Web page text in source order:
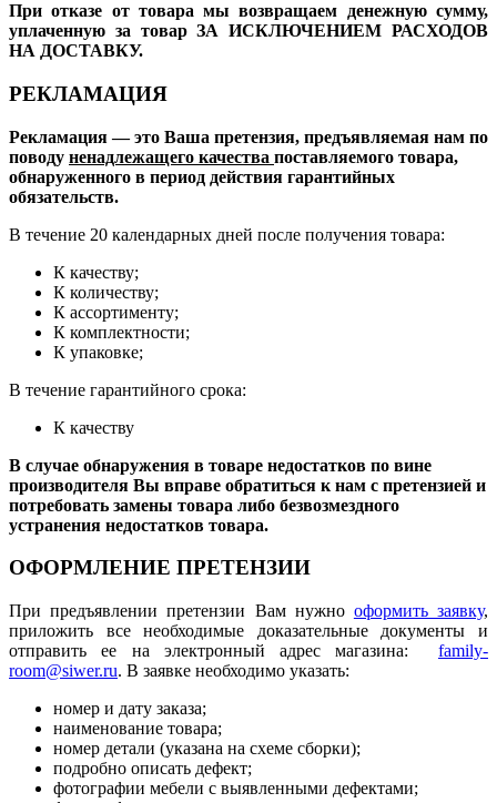
При отказе от товара мы возвращаем денежную сумму,
уплаченную за товар ЗА ИСКЛЮЧЕНИЕМ РАСХОДОВ
НА ДОСТАВКУ.
РЕКЛАМАЦИЯ
Рекламация — это Ваша претензия, предъявляемая нам по
поводу ненадлежащего качества поставляемого товара,
обнаруженного в период действия гарантийных
обязательств.
В течение 20 календарных дней после получения товара:
К качеству;
К количеству;
К ассортименту;
К комплектности;
К упаковке;
В течение гарантийного срока:
К качеству
В случае обнаружения в товаре недостатков по вине
производителя Вы вправе обратиться к нам с претензией и
потребовать замены товара либо безвозмездного
устранения недостатков товара.
ОФОРМЛЕНИЕ ПРЕТЕНЗИИ
При предъявлении претензии Вам нужно оформить заявку,
приложить все необходимые доказательные документы и
отправить ее на электронный адрес магазина: family-
room@siwer.ru. В заявке необходимо указать:
номер и дату заказа;
наименование товара;
номер детали (указана на схеме сборки);
подробно описать дефект;
фотографии мебели с выявленными дефектами;